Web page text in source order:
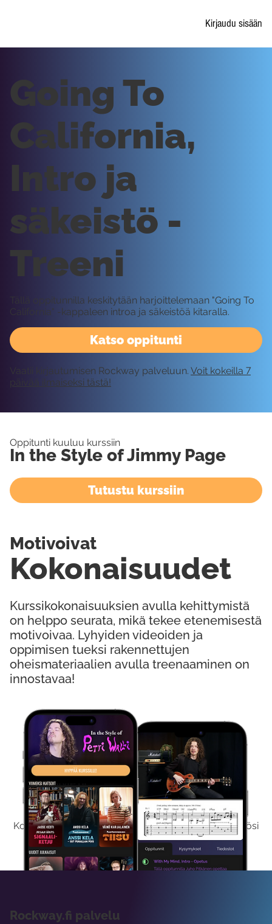
Kirjaudu sisään
Kokeile Ilmaiseksi
Kokeilemalla ilmaiseksi saat koko sisältömme käyttöösi
viikon ajaksi.
Katso oppitunti
Going To
California,
Intro ja
säkeistö -
Treeni
Tällä oppitunnilla keskitytään harjoittelemaan "Going To
California" -kappaleen introa ja säkeistöä kitaralla.
Vaatii kirjautumisen Rockway palveluun. Voit kokeilla 7
päivää ilmaiseksi tästä!
Oppitunti kuuluu kurssiin
In the Style of Jimmy Page
Tutustu kurssiin
Kurssikokonaisuuksien avulla kehittymistä
on helppo seurata, mikä tekee etenemisestä
motivoivaa. Lyhyiden videoiden ja
oppimisen tueksi rakennettujen
oheismateriaalien avulla treenaaminen on
innostavaa!
Kokonaisuudet
Motivoivat
Rockway.fi palvelu